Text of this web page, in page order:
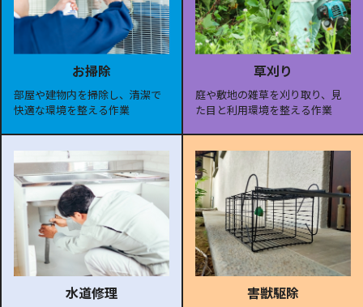
お掃除
部屋や建物内を掃除し、清潔で
快適な環境を整える作業
草刈り
庭や敷地の雑草を刈り取り、見
た目と利用環境を整える作業
水道修理 害獣駆除